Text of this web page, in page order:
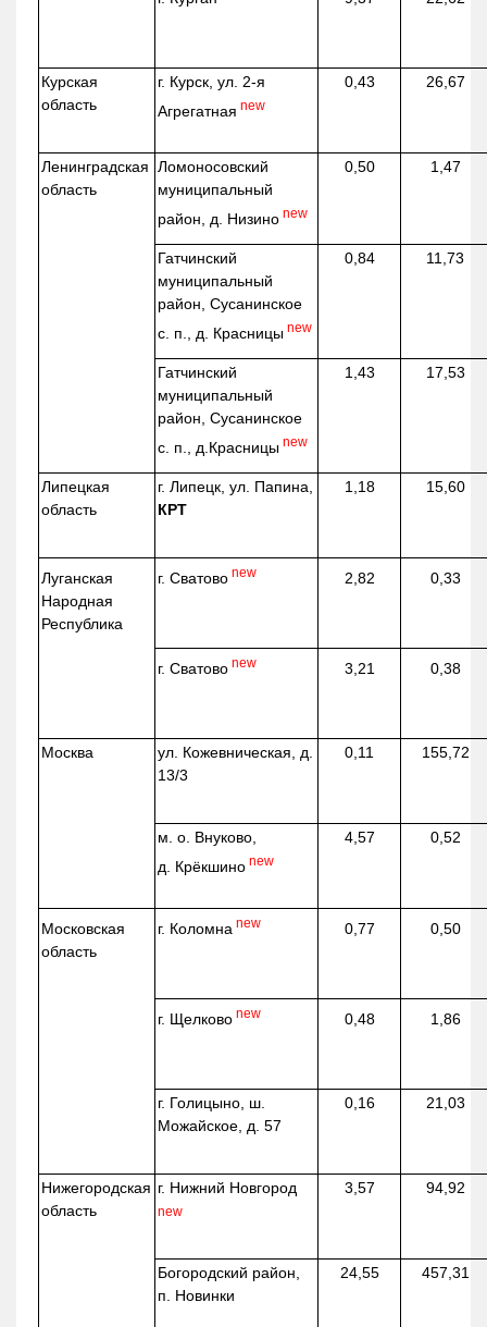
Курская
область
г. Курск, ул. 2-я
Агрегатная new
0,43 26,67
Ленинградская
область
Ломоносовский
муниципальный
район, д. Низино new
0,50 1,47
Гатчинский
муниципальный
район, Сусанинское
с. п., д. Красницы new
0,84 11,73
Гатчинский
муниципальный
район, Сусанинское
с. п., д.Красницы new
1,43 17,53
Липецкая
область
г. Липецк, ул. Папина,
КРТ
1,18 15,60
Луганская
Народная
Республика
г. Сватово new 2,82 0,33
г. Сватово new 3,21 0,38
Москва ул. Кожевническая, д.
13/3
0,11 155,72
м. о. Внуково,
д. Крёкшино new
4,57 0,52
Московская
область
г. Коломна new 0,77 0,50
г. Щелково new 0,48 1,86
г. Голицыно, ш.
Можайское, д. 57
0,16 21,03
Нижегородская
область
г. Нижний Новгород
new
3,57 94,92
Богородский район,
п. Новинки
24,55 457,31